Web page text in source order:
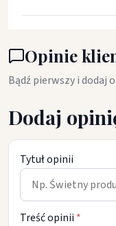
Opinie
Bądź pierwszy i dodaj
Dodaj
Tytuł opinii
Treść opinii *